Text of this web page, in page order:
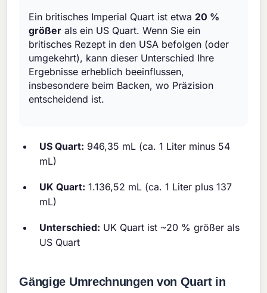
Ein britisches Imperial Quart ist etwa 20 %
größer als ein US Quart. Wenn Sie ein
britisches Rezept in den USA befolgen (oder
umgekehrt), kann dieser Unterschied Ihre
Ergebnisse erheblich beeinflussen,
insbesondere beim Backen, wo Präzision
entscheidend ist.
US Quart: 946,35 mL (ca. 1 Liter minus 54
mL)
UK Quart: 1.136,52 mL (ca. 1 Liter plus 137
mL)
Unterschied: UK Quart ist ~20 % größer als
US Quart
Gängige Umrechnungen von Quart in